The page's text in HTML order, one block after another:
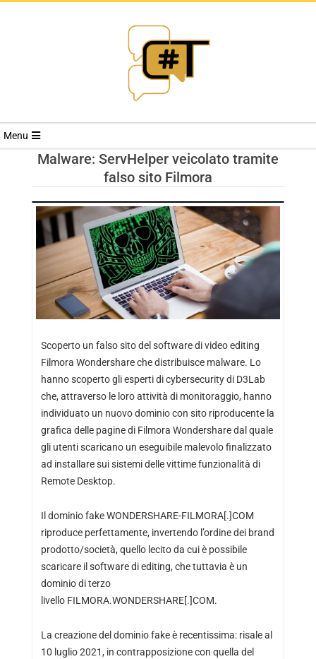
RIVISTA
TRENDS
Menu
Malware: ServHelper veicolato tramite
falso sito Filmora
Scoperto un falso sito del software di video editing
Filmora Wondershare che distribuisce malware. Lo
hanno scoperto gli esperti di cybersecurity di D3Lab
che, attraverso le loro attività di monitoraggio, hanno
individuato un nuovo dominio con sito riproducente la
grafica delle pagine di Filmora Wondershare dal quale
gli utenti scaricano un eseguibile malevolo finalizzato
ad installare sui sistemi delle vittime funzionalità di
Remote Desktop.
Il dominio fake WONDERSHARE-FILMORA[.]COM
riproduce perfettamente, invertendo l’ordine dei brand
prodotto/società, quello lecito da cui è possibile
scaricare il software di editing, che tuttavia è un
dominio di terzo
livello FILMORA.WONDERSHARE[.]COM.
La creazione del dominio fake è recentissima: risale al
10 luglio 2021, in contrapposizione con quella del